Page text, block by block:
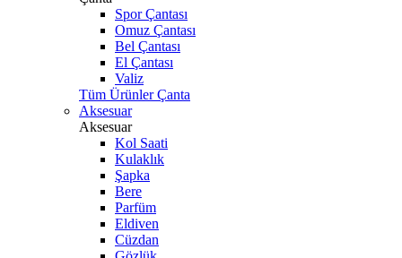
Spor Çantası
Omuz Çantası
Bel Çantası
El Çantası
Valiz
Tüm Ürünler Çanta
Aksesuar
Aksesuar
Kol Saati
Kulaklık
Şapka
Bere
Parfüm
Eldiven
Cüzdan